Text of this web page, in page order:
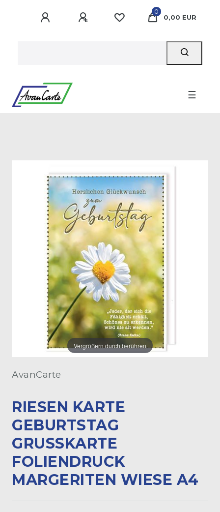
0
0,00 EUR
☰
Vergrößern durch berühren
AvanCarte
RIESEN KARTE
GEBURTSTAG
GRUSSKARTE F
OLIENDRUCK M
ARGERITEN WIESE A4